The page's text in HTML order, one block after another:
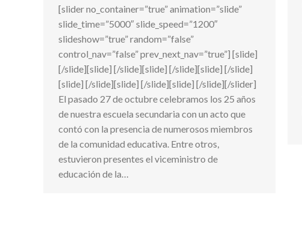
[slider no_container=”true” animation=”slide”
slide_time=”5000″ slide_speed=”1200″
slideshow=”true” random=”false”
control_nav=”false” prev_next_nav=”true”] [slide]
[/slide][slide] [/slide][slide] [/slide][slide] [/slide]
[slide] [/slide][slide] [/slide][slide] [/slide][/slider]
El pasado 27 de octubre celebramos los 25 años
de nuestra escuela secundaria con un acto que
contó con la presencia de numerosos miembros
de la comunidad educativa. Entre otros,
estuvieron presentes el viceministro de
educación de la…